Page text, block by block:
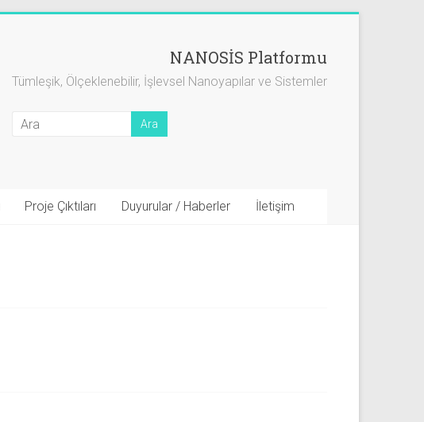
NANOSİS Platformu
Tümleşik, Ölçeklenebilir, İşlevsel Nanoyapılar ve Sistemler
Proje Çıktıları Duyurular / Haberler İletişim